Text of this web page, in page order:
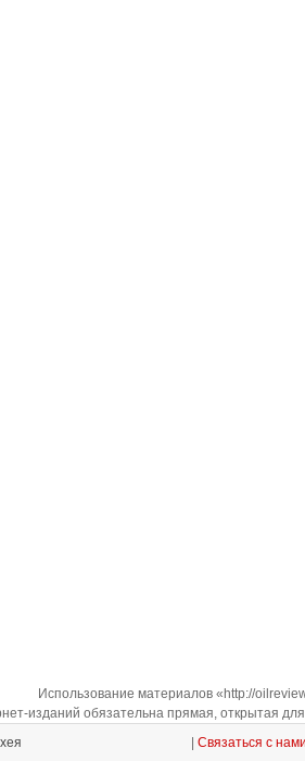
Использование материалов «http://
изданий обязательна прямая, открытая
Связаться с